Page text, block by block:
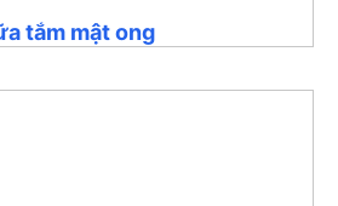
tắm mật ong